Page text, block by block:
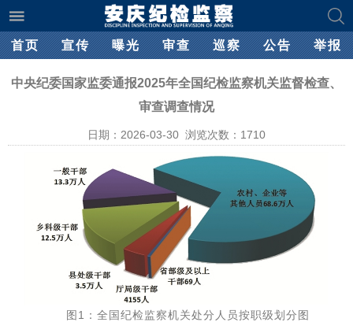
首页 宣传 曝光 审查 巡察 公告 举报
中央纪委国家监委通报2025年全国纪检监察机关监督检查、
审查调查情况
日期：2026-03-30 浏览次数： 1710
图1：全国纪检监察机关处分人员按职级划分图